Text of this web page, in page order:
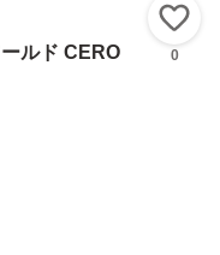
ルド CERO
0